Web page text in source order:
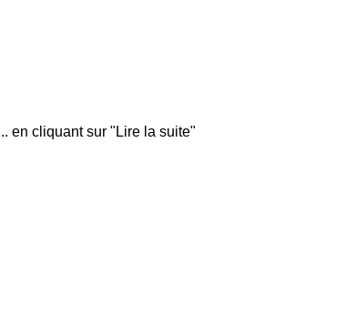
en cliquant sur "Lire la suite"